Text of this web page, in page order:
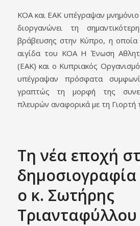
ΚΟΑ και ΕΑΚ υπέγραψαν
διοργανώνει τη
βράβευσης στην Κύπρο, η οποία
αιγίδα του ΚΟΑ Η Ένωση
(ΕΑΚ) και ο Κυπριακός
υπέγραψαν πρόσφατα
γραπτώς τη μορφή της
πλευρών αναφορικά με τη
Τη νέα εποχή
ο κ. Σωτήρης
Τριανταφύλλου